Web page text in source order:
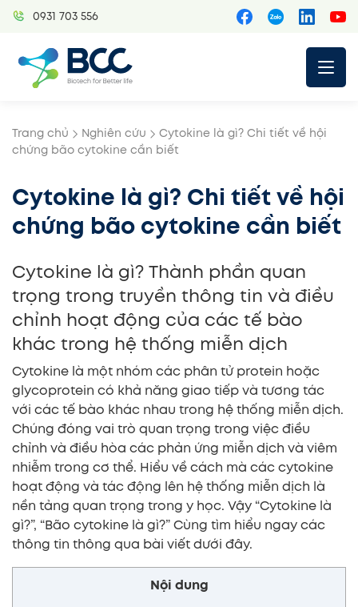
Skip
0931 703 556
Trang chủ Nghiên cứu
Cytokine là gì? Chi tiết về hội
chứng bão cytokine cần biết
Cytokine là gì? Chi tiết về hội
chứng bão cytokine cần biết
Cytokine là gì? Thành phần quan
trọng trong truyền thông tin và điều
chỉnh hoạt động của các tế bào
khác trong hệ thống miễn dịch
Cytokine là một nhóm các phân tử protein hoặc
glycoprotein có khả năng giao tiếp và tương tác
với các tế bào khác nhau trong hệ thống miễn dịch.
Chúng đóng vai trò quan trọng trong việc điều
chỉnh và điều hòa các phản ứng miễn dịch và viêm
nhiễm trong cơ thể. Hiểu về cách mà các cytokine
hoạt động và tác động lên hệ thống miễn dịch là
nền tảng quan trọng trong y học. Vậy “Cytokine là
gì?”, “Bão cytokine là gì?” Cùng tìm hiểu ngay các
thông tin thông qua bài viết dưới đây.
Nội dung